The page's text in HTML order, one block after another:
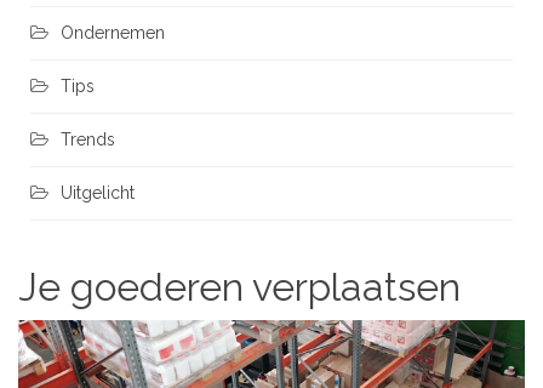
Ondernemen
Tips
Trends
Uitgelicht
Je goederen verplaatsen